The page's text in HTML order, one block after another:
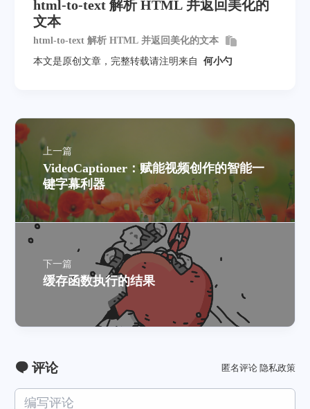
html-to-text 解析 HTML 并返回美化的
文本
html-to-text 解析 HTML 并返回美化的文本
本文是原创文章，完整转载请注明来自
何小勺
上一篇
VideoCaptioner：赋能视频创作的智能一
键字幕利器
下一篇
缓存函数执行的结果
评论 匿名评论 隐私政策